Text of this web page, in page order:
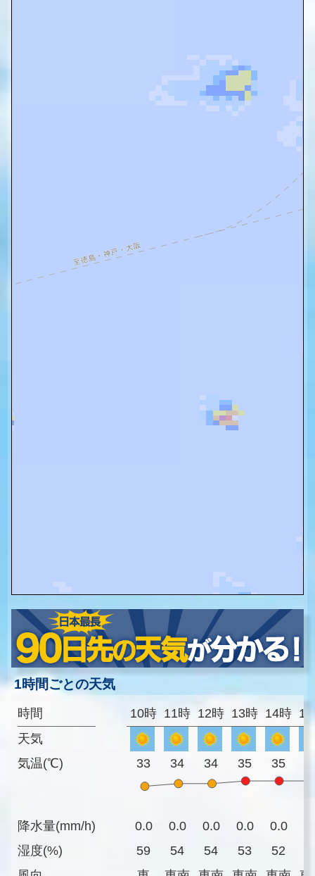
1時間ごとの天気
時間
天気
気温(℃)
降水量(mm/h)
湿度(%)
10時 11時 12時 13時 14時
33 34 34 35 35
0.0 0.0 0.0 0.0 0.0
59
54 54 53 52